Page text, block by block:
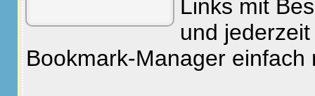
Links mit
und
Bookmark-Manager einfach